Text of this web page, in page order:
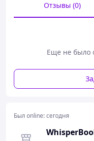
Отзывы (0)
Еще не было
Был online:сегодня